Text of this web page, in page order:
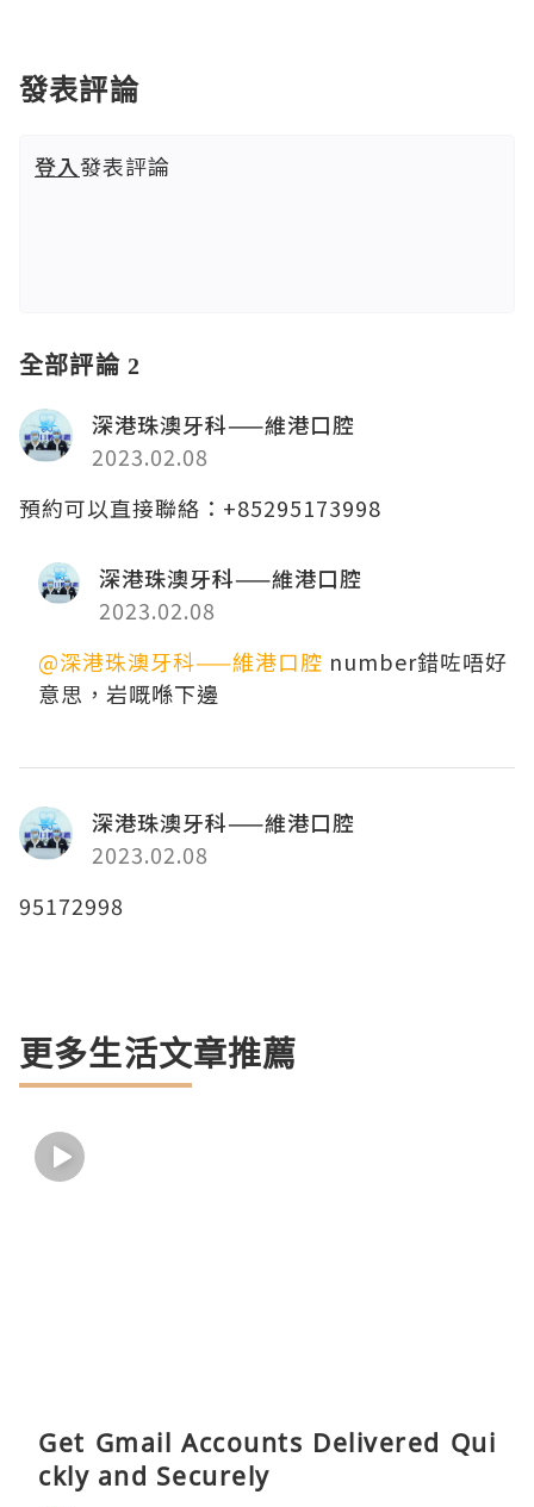
發表評論
登入發表評論
全部評論 2
深港珠澳牙科——維港口腔
2023.02.08
預約可以直接聯絡：+85295173998
深港珠澳牙科——維港口腔
2023.02.08
@深港珠澳牙科——維港口腔 number錯咗唔好
意思，岩嘅喺下邊
深港珠澳牙科——維港口腔
2023.02.08
95172998
更多生活文章推薦
Get Gmail Accounts Delivered Qui
ckly and Securely